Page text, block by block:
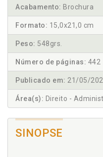
Acabamento: Brochura
Formato: 15,0x21,0 cm
Peso: 548grs.
Número de páginas: 442
Publicado em: 21/05/
Área(s): Direito -
SINOPSE